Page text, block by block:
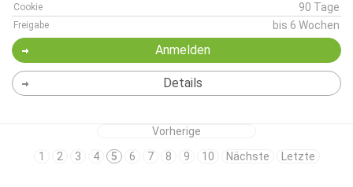
Cookie 90 Tage
Freigabe bis 6 Wochen
Anmelden
Details
Vorherige
1
2 3 4 5 6 7 8 9 10 Nächste Letzte